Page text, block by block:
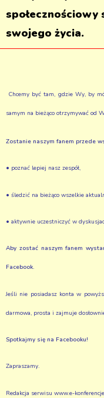
swojego życia.
Chcemy być tam, gdzie Wy, by
samym na bieżąco otrzymywać od
Zostanie naszym fanem przede
• poznać lepiej nasz zespół,
• śledzić na bieżąco wszelkie
• aktywnie uczestniczyć w
Aby zostać naszym fanem
Facebook.
Jeśli nie posiadasz konta w
darmowa, prosta i zajmuje
Spotkajmy się na Facebooku!
Zapraszamy.
Redakcja serwisu www.e-